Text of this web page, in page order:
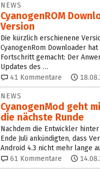
NEWS
CyanogenROM
Version
Die kürzlich erschienene
CyanogenRom Downloader
Fortschritt gemacht: Der
Updates des …
41 Kommentare
NEWS
CyanogenMod geht
die nächste Runde
Nachdem die Entwickler
Ende Juli ankündigten, dass
Android 4.3 nicht mehr lange
61 Kommentare